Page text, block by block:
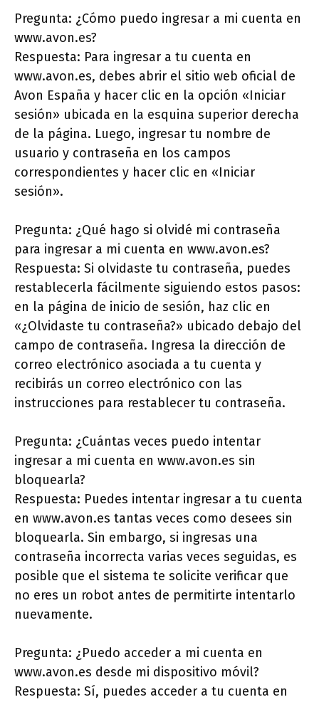
Pregunta: ¿Cómo puedo ingresar a mi cuenta en
www.avon.es?
Respuesta: Para ingresar a tu cuenta en
www.avon.es, debes abrir el sitio web oficial de
Avon España y hacer clic en la opción «Iniciar
sesión» ubicada en la esquina superior derecha
de la página. Luego, ingresar tu nombre de
usuario y contraseña en los campos
correspondientes y hacer clic en «Iniciar
sesión».
Pregunta: ¿Qué hago si olvidé mi contraseña
para ingresar a mi cuenta en www.avon.es?
Respuesta: Si olvidaste tu contraseña, puedes
restablecerla fácilmente siguiendo estos pasos:
en la página de inicio de sesión, haz clic en
«¿Olvidaste tu contraseña?» ubicado debajo del
campo de contraseña. Ingresa la dirección de
correo electrónico asociada a tu cuenta y
recibirás un correo electrónico con las
instrucciones para restablecer tu contraseña.
Pregunta: ¿Cuántas veces puedo intentar
ingresar a mi cuenta en www.avon.es sin
bloquearla?
Respuesta: Puedes intentar ingresar a tu cuenta
en www.avon.es tantas veces como desees sin
bloquearla. Sin embargo, si ingresas una
contraseña incorrecta varias veces seguidas, es
posible que el sistema te solicite verificar que
no eres un robot antes de permitirte intentarlo
nuevamente.
Pregunta: ¿Puedo acceder a mi cuenta en
www.avon.es desde mi dispositivo móvil?
Respuesta: Sí, puedes acceder a tu cuenta en